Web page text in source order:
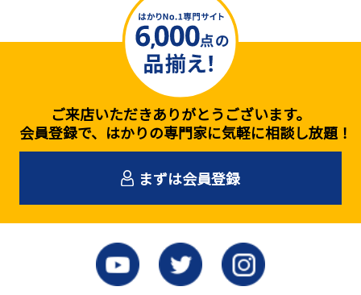
ご来店いただきありがとうございます。
会員登録で、はかりの専門家に気軽に相談し放題！
まずは会員登録